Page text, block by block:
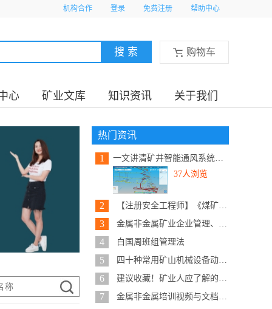
机构合作 登录 免费注册 帮助中心
购物车
心 矿业文库 知识资讯 关于我们
热门资讯
1
一文讲清矿井智能通风系统建设内...
37人浏览
2 【注册安全工程师】《煤矿安全实...
3 金属非金属矿业企业管理、安全、...
4 白国周班组管理法
5 四十种常用矿山机械设备动态原理...
6 建议收藏！矿业人应了解的19种泵...
7 金属非金属培训视频与文档精华整...